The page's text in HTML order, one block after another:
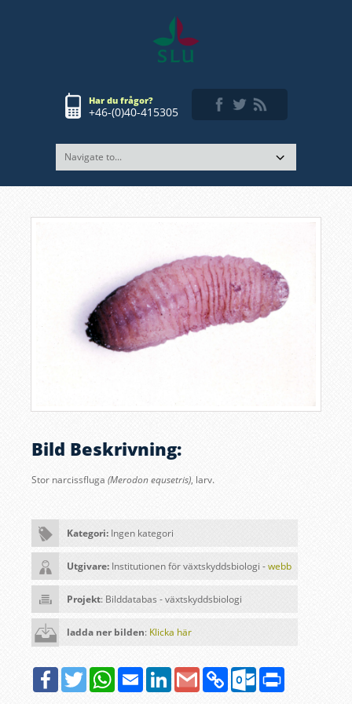
Har du frågor?
+46-(0)40-415305
Bild Beskrivning:
Stor narcissfluga (Merodon equsetris), larv.
Kategori: Ingen kategori
Utgivare: Institutionen för växtskyddsbiologi -webb
Projekt: Bilddatabas - växtskyddsbiologi
ladda ner bilden: Klicka här
FacebookTwitter WhatsAppEmail LinkedInGoogle
Gmail
Copy
Link
Outlook.com